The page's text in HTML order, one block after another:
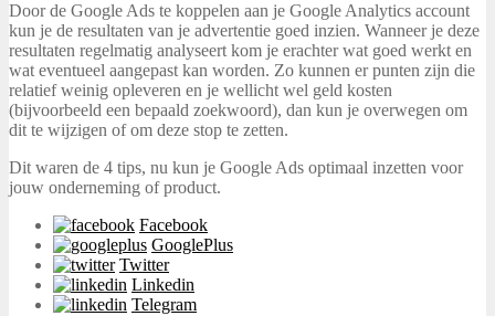
Door de Google Ads te koppelen aan je Google Analytics account
kun je de resultaten van je advertentie goed inzien. Wanneer je deze
resultaten regelmatig analyseert kom je erachter wat goed werkt en
wat eventueel aangepast kan worden. Zo kunnen er punten zijn die
relatief weinig opleveren en je wellicht wel geld kosten
(bijvoorbeeld een bepaald zoekwoord), dan kun je overwegen om
dit te wijzigen of om deze stop te zetten.
Dit waren de 4 tips, nu kun je Google Ads optimaal inzetten voor
jouw onderneming of product.
Facebook
GooglePlus
Twitter
Linkedin
Telegram